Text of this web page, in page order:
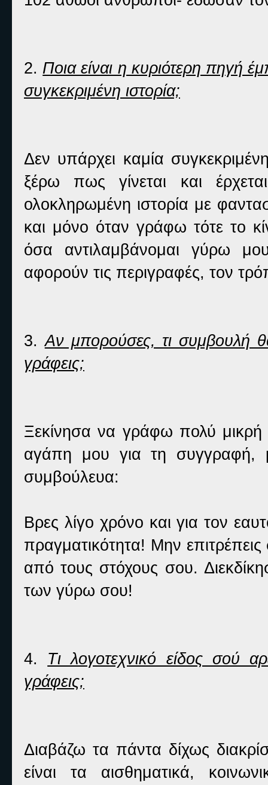
2. Ποια είναι η κυριότερη πηγή
συγκεκριμένη ιστορία;
Δεν υπάρχει καμία
ξέρω πως γίνεται και
ολοκληρωμένη ιστορία με
και μόνο όταν γράφω τότε το
όσα αντιλαμβάνομαι γύρω
αφορούν τις περιγραφές, τον
3.Αν μπορούσες, τι συμβουλή
γράφεις;
Ξεκίνησα να γράφω πολύ μικρή
αγάπη μου για τη συγγραφή,
συμβούλευα:
Βρες λίγο χρόνο και για τον
πραγματικότητα! Μην
από τους στόχους σου.
των γύρω σου!
4. Τι λογοτεχνικό είδος σού
γράφεις;
Διαβάζω τα πάντα δίχως
είναι τα αισθηματικά,